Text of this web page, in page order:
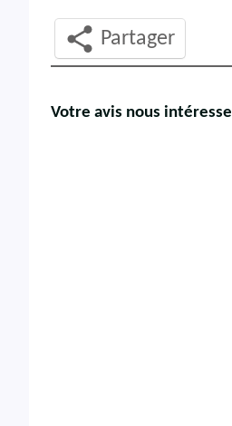
Partager
Votre avis nous intéresse